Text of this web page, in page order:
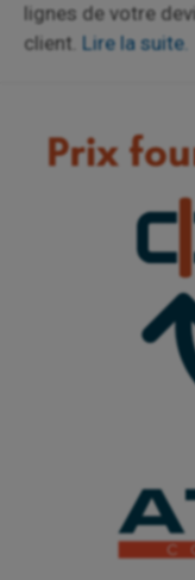
lignes de votre
client. Lire la suite.